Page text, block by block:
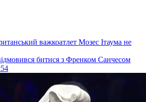
битися з Френком Санчесом